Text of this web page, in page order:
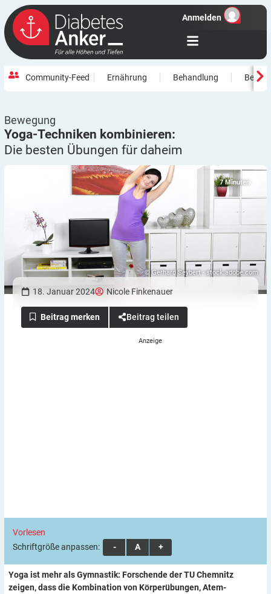
Anmelden
Community-Feed Ernährung Behandlung
Bewegung
Yoga-Techniken kombinieren:
Die besten Übungen für daheim
7 Minuten
© Gerhard Seybert - stock.adobe.com
18. Januar 2024 Nicole Finkenauer
Beitrag teilen
Vorlesen
Schriftgröße anpassen:
A A A
Yoga ist mehr als Gymnastik: Forschende der TU Chemnitz
zeigen, dass die Kombination von Körperübungen, Atem-